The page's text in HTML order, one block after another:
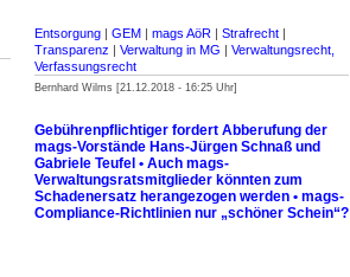
Entsorgung | GEM | mags AöR | Strafrecht |
Transparenz | Verwaltung in MG | Verwaltungsrecht,
Verfassungsrecht
Bernhard Wilms [21.12.2018 - 16:25 Uhr]
Gebührenpflichtiger fordert Abberufung der
mags-Vorstände Hans-Jürgen Schnaß und
Gabriele Teufel • Auch mags-
Verwaltungsratsmitglieder könnten zum
Schadenersatz herangezogen werden • mags-
Compliance-Richtlinien nur „schöner Schein“?